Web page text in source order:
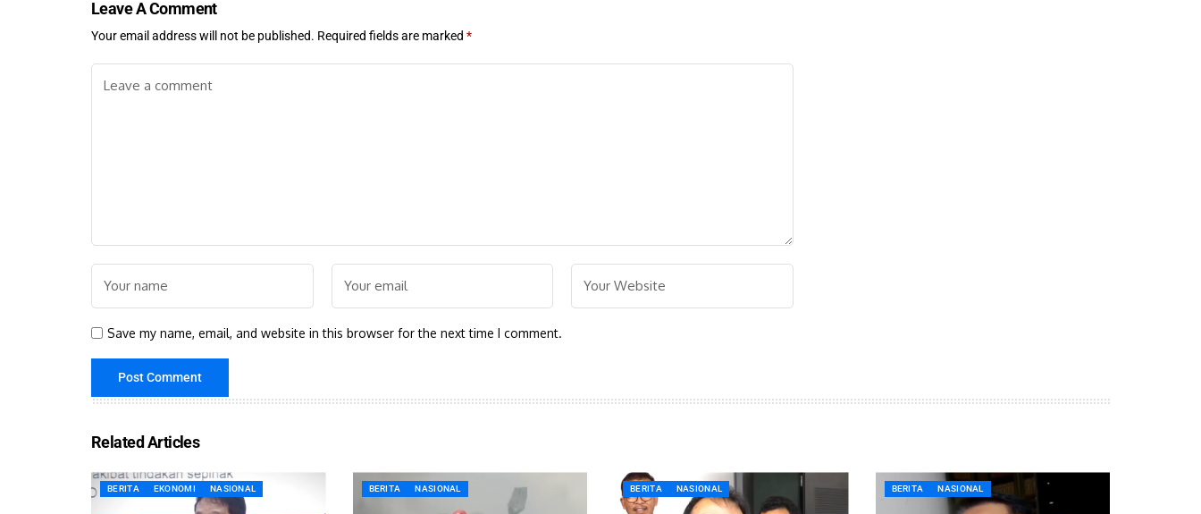
Leave A Comment
Your email address will not be published. Required fields are marked *
Save my name, email, and website in this browser for the next time I comment.
Related Articles
BERITA EKONOMI NASIONAL BERITA NASIONAL BERITA NASIONAL BERITA NASIONAL